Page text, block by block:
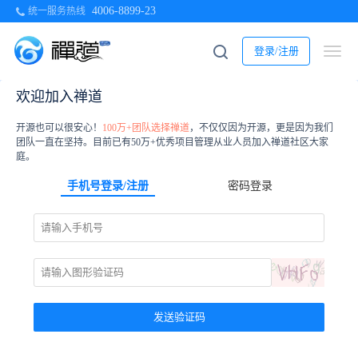
统一服务热线 4006-8899-23
登录/注册
欢迎加入禅道
开源也可以很安心！ 100万+团队选择禅道，不仅仅因为开源，更是因为我们
团队一直在坚持。目前已有50万+优秀项目管理从业人员加入禅道社区大家
庭。
手机号登录/注册 密码登录
发送验证码